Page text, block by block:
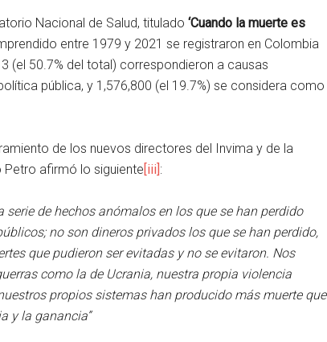
Nacional de Salud, titulado ‘Cuando la muerte es
entre 1979 y 2021 se registraron en Colombia
(el 50.7% del total) correspondieron a causas
pública, y 1,576,800 (el 19.7%) se considera como
de los nuevos directores del Invima y de la
Petro afirmó lo siguiente [iii] :
serie de hechos anómalos en los que se han perdido
no son dineros privados los que se han perdido,
que pudieron ser evitadas y no se evitaron. Nos
como la de Ucrania, nuestra propia violencia
propios sistemas han producido más muerte que
y la ganancia”